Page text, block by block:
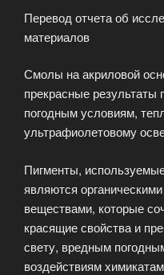
Перевод отчета об
материалов
Смолы на акриловой
прекрасные результаты
погодным условиям,
ультрафиолетовому
Пигменты,
являются
веществами, которые
красящие свойства и
свету, вредным
воздействиям